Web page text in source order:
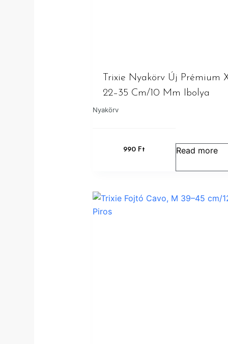
Trixie Nyakörv Új Prémium
22–35 Cm/10 Mm Ibolya
Nyakörv
990 Ft Read more